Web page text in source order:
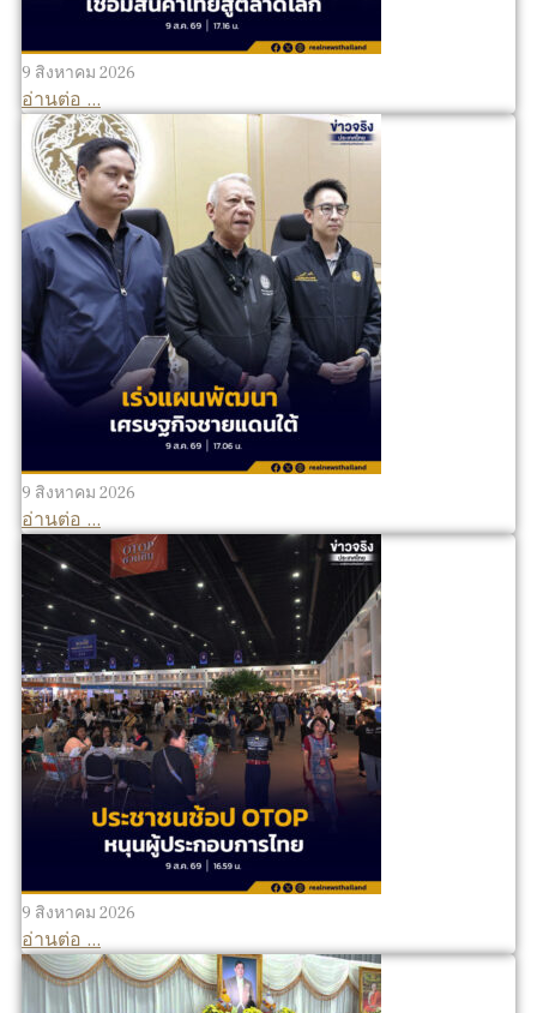
9 สิงหาคม 2026
อ่านต่อ ...
9 สิงหาคม 2026
อ่านต่อ ...
9 สิงหาคม 2026
อ่านต่อ ...